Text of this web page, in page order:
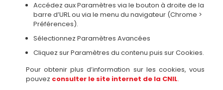
Accédez aux Paramètres via le bouton à droite de la
barre d’URL ou via le menu du navigateur (Chrome >
Préférences).
Sélectionnez Paramètres Avancées
Cliquez sur Paramètres du contenu puis sur Cookies.
Pour obtenir plus d’information sur les cookies, vous
pouvez consulter le site internet de la CNIL.